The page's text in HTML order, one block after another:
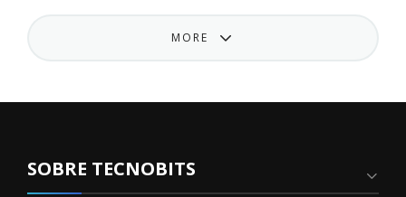
MORE
SOBRE TECNOBITS